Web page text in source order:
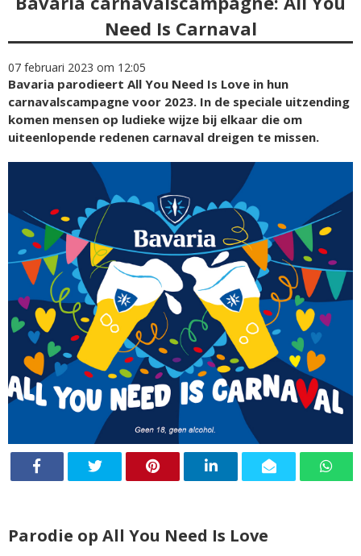
Need Is Carnaval
07 februari 2023 om 12:05
Bavaria parodieert All You Need Is Love in hun
carnavalscampagne voor 2023. In de speciale uitzending
komen mensen op ludieke wijze bij elkaar die om
uiteenlopende redenen carnaval dreigen te missen.
Parodie op All You Need Is Love